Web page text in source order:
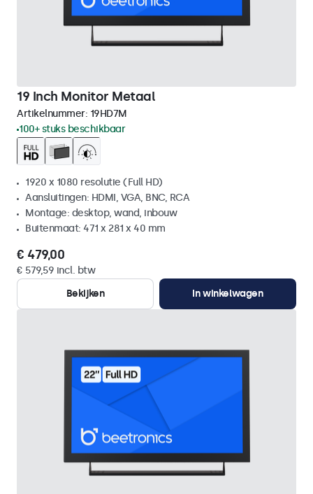
19 Inch Monitor Metaal
Artikelnummer: 19HD7M
100+ stuks beschikbaar
1920 x 1080 resolutie (Full HD)
Aansluitingen: HDMI, VGA, BNC, RCA
Montage: desktop, wand, inbouw
Buitenmaat: 471 x 281 x 40 mm
€ 479,00
€ 579,59 incl. btw
Bekijken
In winkelwagen